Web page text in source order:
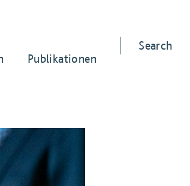
Publikationen
Search